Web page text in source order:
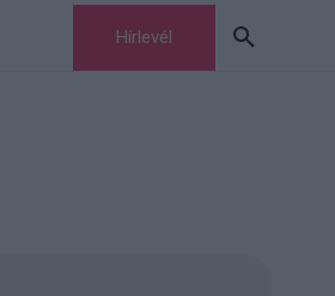
Hírlevél